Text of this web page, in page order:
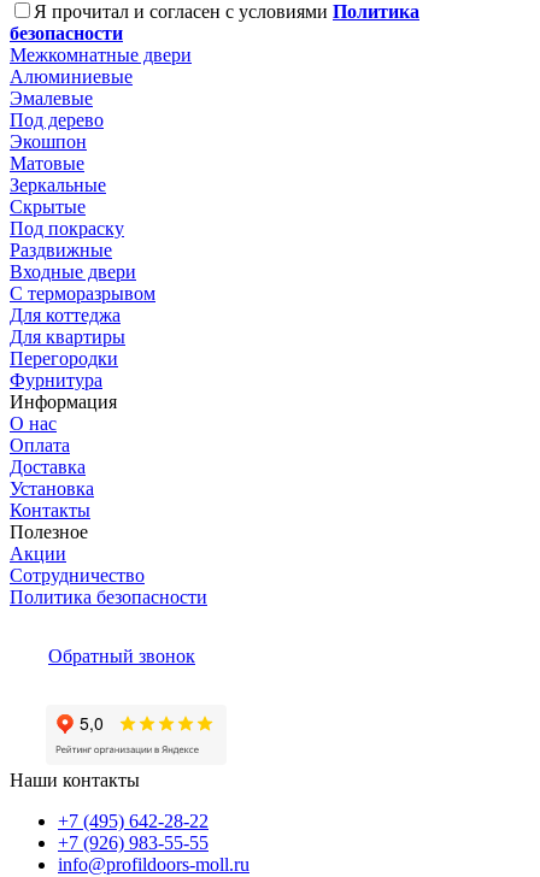
Я прочитал и согласен с условиями Политика
безопасности
Межкомнатные двери
Алюминиевые
Эмалевые
Под дерево
Экошпон
Матовые
Зеркальные
Скрытые
Под покраску
Раздвижные
Входные двери
С терморазрывом
Для коттеджа
Для квартиры
Перегородки
Фурнитура
Информация
О нас
Оплата
Доставка
Установка
Контакты
Полезное
Акции
Сотрудничество
Политика безопасности
Обратный звонок
Наши контакты
+7 (495) 642-28-22
+7 (926) 983-55-55
info@profildoors-moll.ru